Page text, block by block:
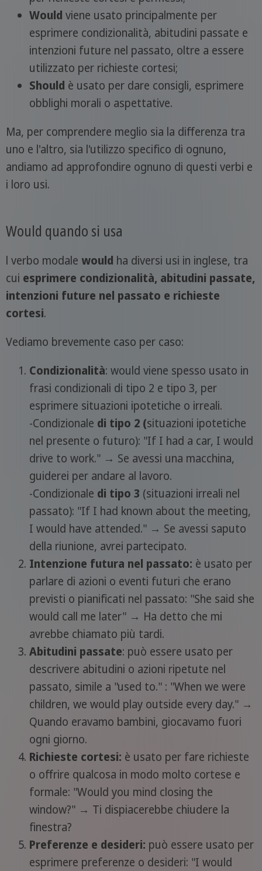
Would viene usato principalmente per
esprimere condizionalità, abitudini passate e
intenzioni future nel passato, oltre a essere
utilizzato per richieste cortesi;
Should è usato per dare consigli, esprimere
obblighi morali o aspettative.
Ma, per comprendere meglio sia la differenza tra
uno e l'altro, sia l'utilizzo specifico di ognuno,
andiamo ad approfondire ognuno di questi verbi e
i loro usi.
Would quando si usa
l verbo modale would ha diversi usi in inglese, tra
cui esprimere condizionalità, abitudini passate,
intenzioni future nel passato e richieste
cortesi.
Vediamo brevemente caso per caso:
Condizionalità: would viene spesso usato in
frasi condizionali di tipo 2 e tipo 3, per
esprimere situazioni ipotetiche o irreali.
-Condizionale di tipo 2 (situazioni ipotetiche
nel presente o futuro): "If I had a car, I would
drive to work." → Se avessi una macchina,
guiderei per andare al lavoro.
-Condizionale di tipo 3 (situazioni irreali nel
passato): "If I had known about the meeting,
I would have attended." → Se avessi saputo
della riunione, avrei partecipato.
Intenzione futura nel passato: è usato per
parlare di azioni o eventi futuri che erano
previsti o pianificati nel passato: "She said she
would call me later" → Ha detto che mi
avrebbe chiamato più tardi.
Abitudini passate: può essere usato per
descrivere abitudini o azioni ripetute nel
passato, simile a "used to." : "When we were
children, we would play outside every day." →
Quando eravamo bambini, giocavamo fuori
ogni giorno.
Richieste cortesi: è usato per fare richieste
o offrire qualcosa in modo molto cortese e
formale: "Would you mind closing the
window?" → Ti dispiacerebbe chiudere la
finestra?
Preferenze e desideri: può essere usato per
esprimere preferenze o desideri: "I would